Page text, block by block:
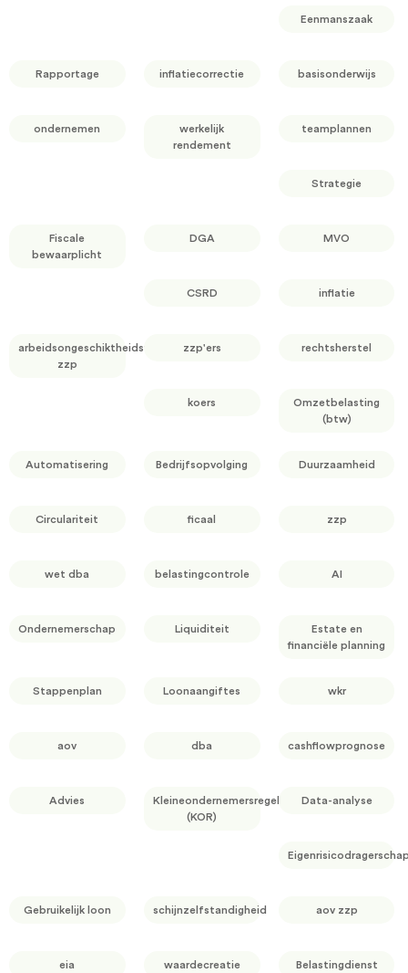
Eenmanszaak
Rapportage inflatiecorrectie basisonderwijs
ondernemen
werkelijk
rendement
teamplannen
Strategie
Fiscale
bewaarplicht
DGA MVO
CSRD inflatie
arbeidsongeschiktheidsverzekering
zzp
zzp'ers rechtsherstel
koers
Omzetbelasting
(btw)
Automatisering Bedrijfsopvolging Duurzaamheid
Circulariteit ficaal zzp
wet dba belastingcontrole AI
Ondernemerschap Liquiditeit
Estate en
financiële planning
Stappenplan Loonaangiftes wkr
aov dba cashflowprognose
Advies
Kleineondernemersregeling
(KOR)
Data-analyse
Gebruikelijk loon schijnzelfstandigheid aov zzp
eia waardecreatie Belastingdienst